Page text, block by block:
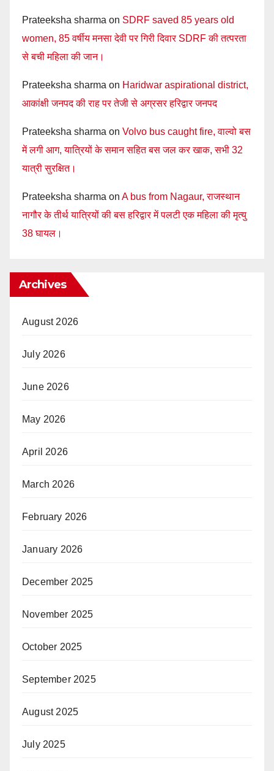
Prateeksha sharma on SDRF saved 85 years old
women, 85 वर्षीय मनसा देवी पर गिरी दिवार SDRF की तत्परता
से बची महिला की जान।
Prateeksha sharma on Haridwar aspirational district,
आकांक्षी जनपद की राह पर तेजी से अग्रसर हरिद्वार जनपद
Prateeksha sharma on Volvo bus caught fire, वाल्वो बस
में लगी आग, यात्रियों के समान सहित बस जल कर खाक, सभी 32
यात्री सुरक्षित।
Prateeksha sharma on A bus from Nagaur, राजस्थान
नागौर के तीर्थ यात्रियों की बस हरिद्वार में पलटी एक महिला की मृत्यु
38 घायल।
Archives
August 2026
July 2026
June 2026
May 2026
April 2026
March 2026
February 2026
January 2026
December 2025
November 2025
October 2025
September 2025
August 2025
July 2025